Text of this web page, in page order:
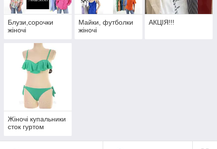
Блузи,сорочки
жіночі
Майки, футболки
жіночі
АКЦІЯ!!!
Жіночі купальники
сток гуртом